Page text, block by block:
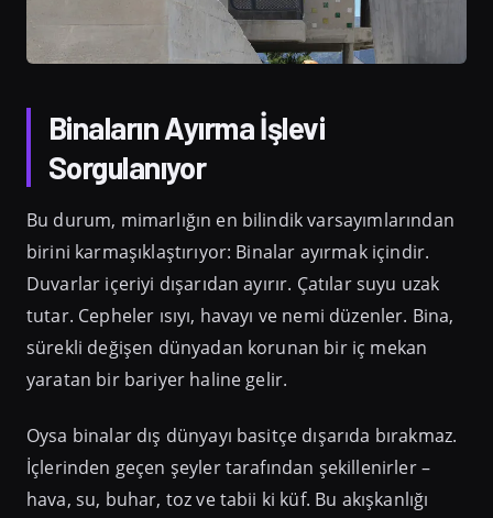
Binaların Ayırma İşlevi
Sorgulanıyor
Bu durum, mimarlığın en bilindik varsayımlarından
birini karmaşıklaştırıyor: Binalar ayırmak içindir.
Duvarlar içeriyi dışarıdan ayırır. Çatılar suyu uzak
tutar. Cepheler ısıyı, havayı ve nemi düzenler. Bina,
sürekli değişen dünyadan korunan bir iç mekan
yaratan bir bariyer haline gelir.
Oysa binalar dış dünyayı basitçe dışarıda bırakmaz.
İçlerinden geçen şeyler tarafından şekillenirler –
hava, su, buhar, toz ve tabii ki küf. Bu akışkanlığı